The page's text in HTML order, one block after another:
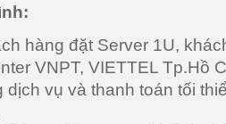
hàng đặt Server 1U,
VNPT, VIETTEL Tp.Hồ
dịch vụ và thanh toán tối